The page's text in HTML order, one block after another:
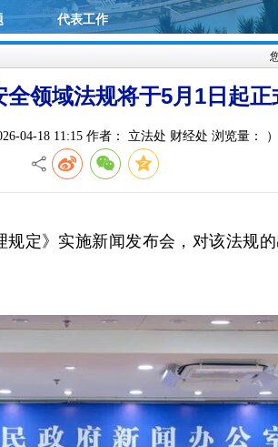
代表工作
全领域法规将于5月1日起正
04-18 11:15 作者： 立法处 财经处 浏览量： ）
定》实施新闻发布会，对该法规